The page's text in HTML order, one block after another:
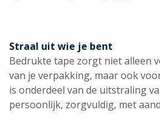
Straal uit wie je bent
Bedrukte tape zorgt niet alleen
van je verpakking, maar ook
is onderdeel van de uitstraling
persoonlijk, zorgvuldig, met